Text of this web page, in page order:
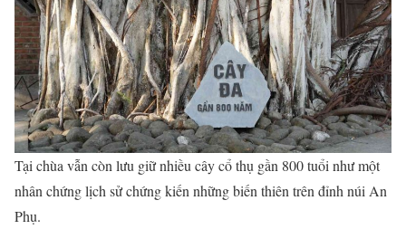
Tại chùa vẫn còn lưu giữ nhiều cây cổ thụ gần 800 tuổi như một
nhân chứng lịch sử chứng kiến những biến thiên trên đỉnh núi An
Phụ.